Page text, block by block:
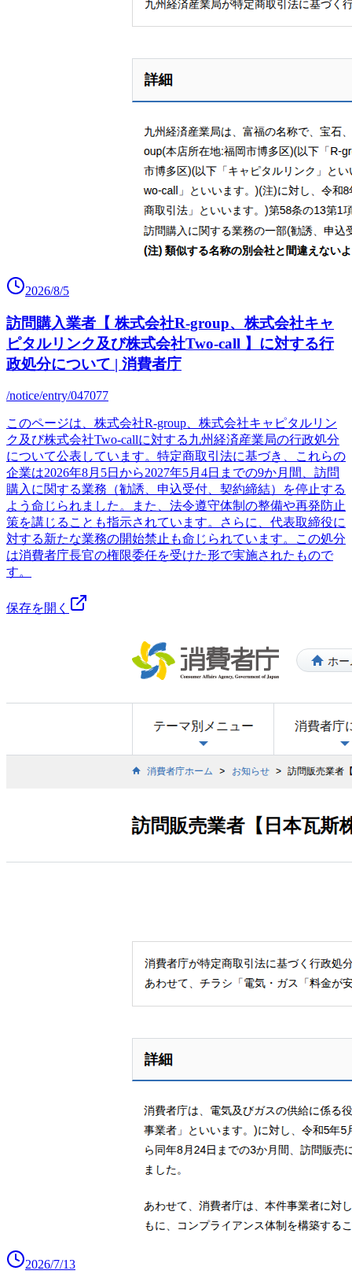
2026/8/5
訪問購入業者【 株式会社R-group、株式会社キャ
ピタルリンク及び株式会社Two-call 】に対する行
政処分について | 消費者庁
/notice/entry/047077
このページは、株式会社R-group、株式会社キャピタルリン
ク及び株式会社Two-callに対する九州経済産業局の行政処分
について公表しています。特定商取引法に基づき、これらの
企業は2026年8月5日から2027年5月4日までの9か月間、訪問
購入に関する業務（勧誘、申込受付、契約締結）を停止する
よう命じられました。また、法令遵守体制の整備や再発防止
策を講じることも指示されています。さらに、代表取締役に
対する新たな業務の開始禁止も命じられています。この処分
は消費者庁長官の権限委任を受けた形で実施されたもので
す。
保存を開く
2026/7/13